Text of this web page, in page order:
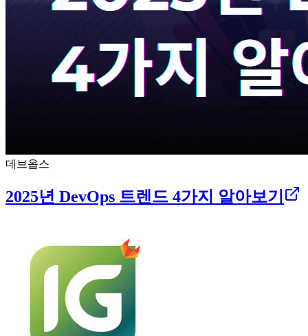
데브옵스
2025년 DevOps 트렌드 4가지 알아보기